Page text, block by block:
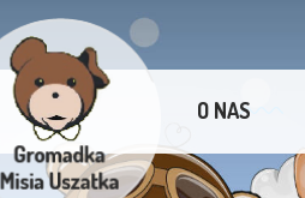
O NAS